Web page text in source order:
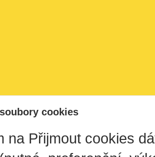
cookies
na Přijmout cookies